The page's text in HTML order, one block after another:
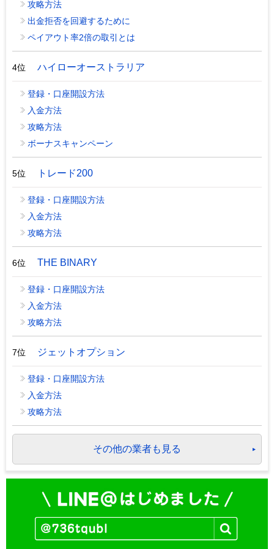
攻略方法
出金拒否を回避するために
ペイアウト率2倍の取引とは
4位 ハイローオーストラリア
登録・口座開設方法
入金方法
攻略方法
ボーナスキャンペーン
5位 トレード200
登録・口座開設方法
入金方法
攻略方法
6位 THE BINARY
登録・口座開設方法
入金方法
攻略方法
7位 ジェットオプション
登録・口座開設方法
入金方法
攻略方法
その他の業者も見る